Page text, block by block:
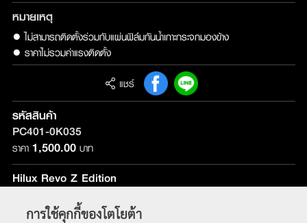
หมายเหตุ
● ไม่สามารถติดตั้งร่วมกับแผ่นฟิล์มกันน้ำเกาะกระจกมองข้าง
● ราคาไม่รวมค่าแรงติดตั้ง
แชร์
รหัสสินค้า
PC401-0K035
ราคา 1,500.00บาท
Hilux Revo Z Edition
การใช้คุกกี้ของโตโยต้า